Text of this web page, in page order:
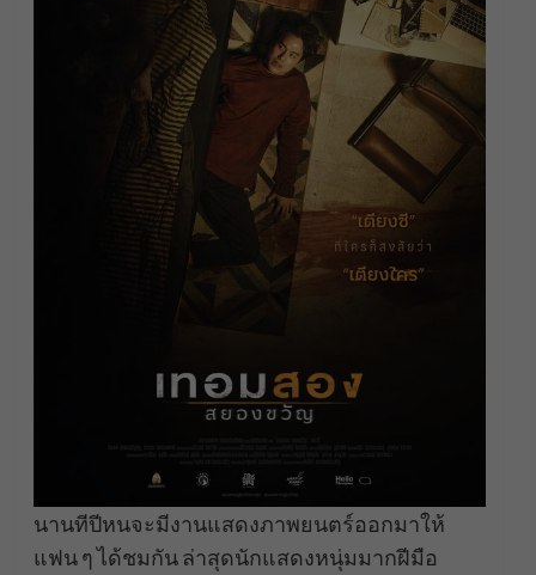
นานทีปีหนจะมีงานแสดงภาพยนตร์ออกมาให้
แฟน ๆ ได้ชมกัน ล่าสุดนักแสดงหนุ่มมากฝีมือ